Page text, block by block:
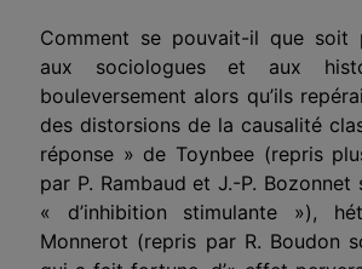
Comment se pouvait-il que soit
aux sociologues et aux
bouleversement alors qu’ils
des distorsions de la causalité
réponse » de Toynbee (repris
par P. Rambaud et J.-P.
« d’inhibition stimulante »),
Monnerot (repris par R. Boudon